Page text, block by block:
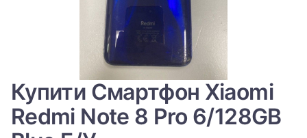
Купити Смартфон Xiaomi
Redmi Note 8 Pro 6/128GB